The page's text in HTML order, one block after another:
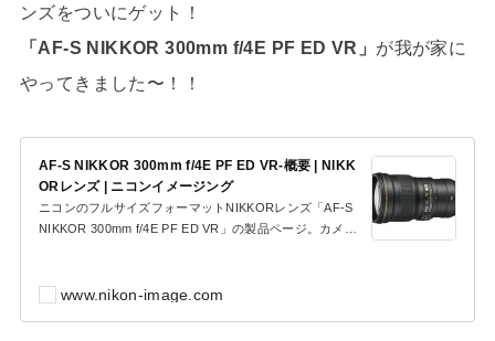
ンズをついにゲット！
「AF-S NIKKOR 300mm f/4E PF ED VR」 が我が家に
やってきました〜！！
AF-S NIKKOR 300mm f/4E PF ED VR-概要 | NIKK
ORレンズ | ニコンイメージング
ニコンのフルサイズフォーマットNIKKORレンズ「AF-S
NIKKOR 300mm f/4E PF ED VR」の製品ページ。カメ
www.nikon-image.com